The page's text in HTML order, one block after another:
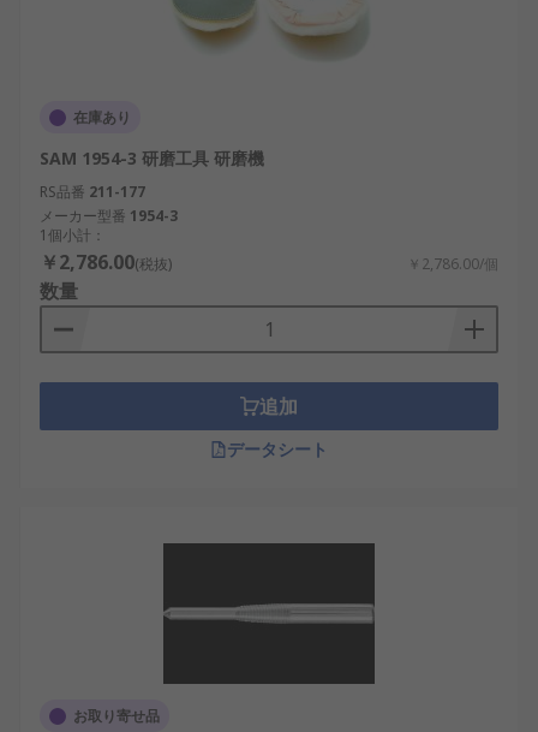
在庫あり
SAM 1954-3 研磨工具 研磨機
RS品番 211-177
メーカー型番 1954-3
1個小計：
￥2,786.00(税抜) ￥2,786.00/個
数量
追加
データシート
お取り寄せ品